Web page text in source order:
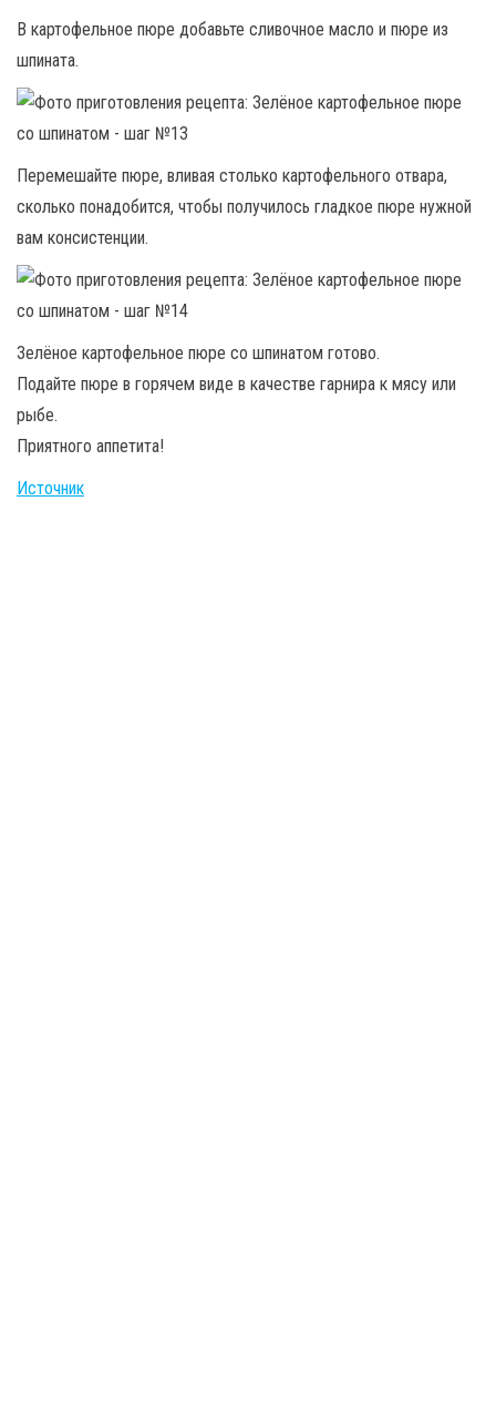
В картофельное пюре добавьте сливочное масло и пюре из
шпината.
Перемешайте пюре, вливая столько картофельного отвара,
сколько понадобится, чтобы получилось гладкое пюре нужной
вам консистенции.
Зелёное картофельное пюре со шпинатом готово.
Подайте пюре в горячем виде в качестве гарнира к мясу или
рыбе.
Приятного аппетита!
Источник